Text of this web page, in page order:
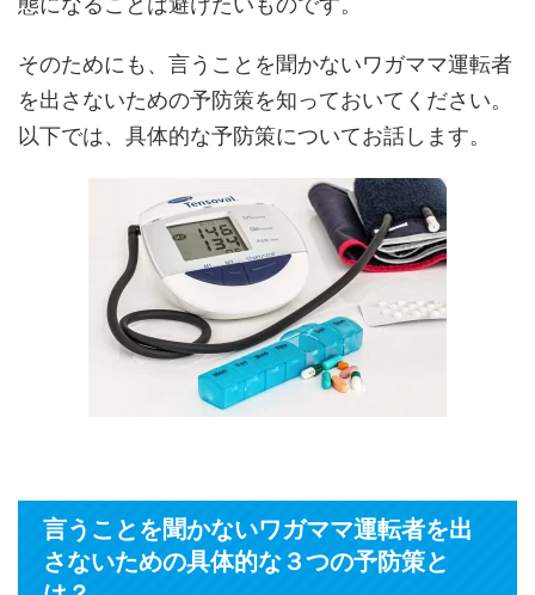
そのためにも、言うことを聞かないワガママ運転者
を出さないための予防策を知っておいてください。
以下では、具体的な予防策についてお話します。
言うことを聞かないワガママ運転者を出
さないための具体的な３つの予防策と